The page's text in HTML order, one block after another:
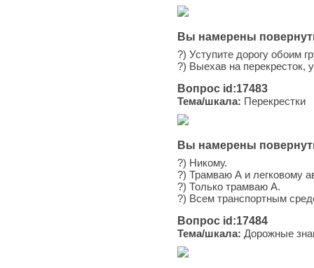
Вы намерены
?) Уступите дорогу обоим
?) Выехав на перекресток,
Вопрос id:17483
Тема/шкала: Перекрестки
Вы намерены
?) Никому.
?) Трамваю А и легковому
?) Только трамваю А.
?) Всем транспортным
Вопрос id:17484
Тема/шкала: Дорожные